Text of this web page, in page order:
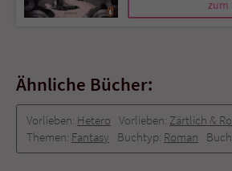
zum
Ähnliche Bücher:
Vorlieben: Hetero Vorlieben: Zärtlich &
Themen: Fantasy Buchtyp: Roman